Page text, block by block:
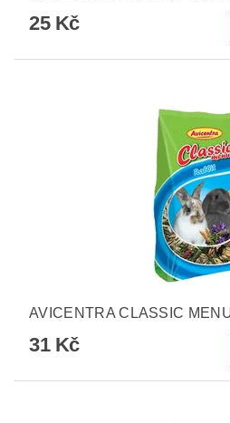
25 Kč
AVICENTRA CLASSIC
31 Kč